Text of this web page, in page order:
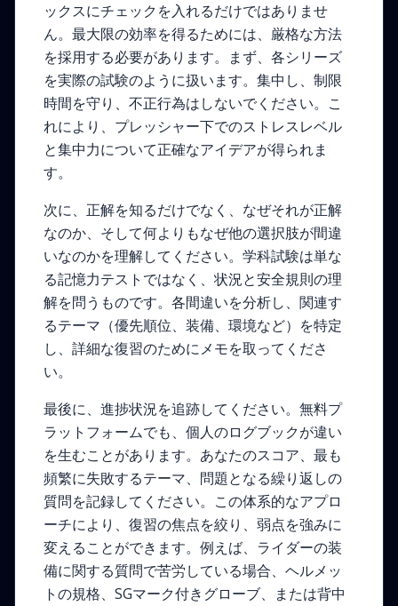
ックスにチェックを入れるだけではありませ
ん。最大限の効率を得るためには、厳格な方法
を採用する必要があります。まず、各シリーズ
を実際の試験のように扱います。集中し、制限
時間を守り、不正行為はしないでください。こ
れにより、プレッシャー下でのストレスレベル
と集中力について正確なアイデアが得られま
す。
次に、正解を知るだけでなく、なぜそれが正解
なのか、そして何よりもなぜ他の選択肢が間違
いなのかを理解してください。学科試験は単な
る記憶力テストではなく、状況と安全規則の理
解を問うものです。各間違いを分析し、関連す
るテーマ（優先順位、装備、環境など）を特定
し、詳細な復習のためにメモを取ってくださ
い。
最後に、進捗状況を追跡してください。無料プ
ラットフォームでも、個人のログブックが違い
を生むことがあります。あなたのスコア、最も
頻繁に失敗するテーマ、問題となる繰り返しの
質問を記録してください。この体系的なアプロ
ーチにより、復習の焦点を絞り、弱点を強みに
変えることができます。例えば、ライダーの装
備に関する質問で苦労している場合、ヘルメッ
トの規格、SGマーク付きグローブ、または背中